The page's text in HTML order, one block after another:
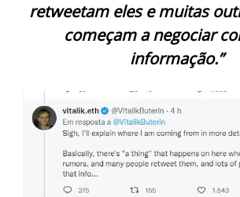
retweetam eles e muitas
começam a negociar
informação.”